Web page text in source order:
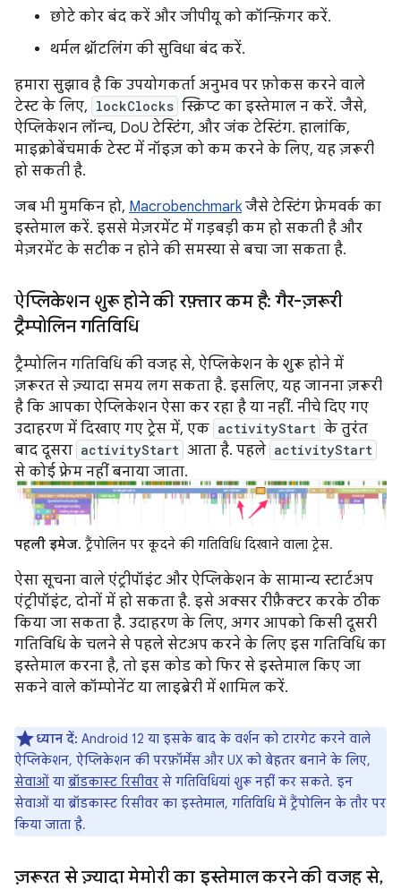
छोटे कोर बंद करें और जीपीयू को कॉन्फ़िगर करें.
थर्मल थ्रॉटलिंग की सुविधा बंद करें.
हमारा सुझाव है कि उपयोगकर्ता अनुभव पर फ़ोकस करने वाले
टेस्ट के लिए, lockClocks स्क्रिप्ट का इस्तेमाल न करें. जैसे,
ऐप्लिकेशन लॉन्च, DoU टेस्टिंग, और जंक टेस्टिंग. हालांकि,
माइक्रोबेंचमार्क टेस्ट में नॉइज़ को कम करने के लिए, यह ज़रूरी
हो सकती है.
जब भी मुमकिन हो, Macrobenchmarkजैसे टेस्टिंग फ़्रेमवर्क का
इस्तेमाल करें. इससे मेज़रमेंट में गड़बड़ी कम हो सकती है और
मेज़रमेंट के सटीक न होने की समस्या से बचा जा सकता है.
ऐप्लिकेशन शुरू होने की रफ़्तार कम है: गैर-ज़रूरी
ट्रैम्पोलिन गतिविधि
ट्रैम्पोलिन गतिविधि की वजह से, ऐप्लिकेशन के शुरू होने में
ज़रूरत से ज़्यादा समय लग सकता है. इसलिए, यह जानना ज़रूरी
है कि आपका ऐप्लिकेशन ऐसा कर रहा है या नहीं. नीचे दिए गए
उदाहरण में दिखाए गए ट्रेस में, एक activityStart के तुरंत
बाद दूसरा activityStart आता है. पहले activityStart
से कोई फ़्रेम नहीं बनाया जाता.
पहली इमेज. ट्रैंपोलिन पर कूदने की गतिविधि दिखाने वाला ट्रेस.
ऐसा सूचना वाले एंट्रीपॉइंट और ऐप्लिकेशन के सामान्य स्टार्टअप
एंट्रीपॉइंट, दोनों में हो सकता है. इसे अक्सर रीफ़ैक्टर करके ठीक
किया जा सकता है. उदाहरण के लिए, अगर आपको किसी दूसरी
गतिविधि के चलने से पहले सेटअप करने के लिए इस गतिविधि का
इस्तेमाल करना है, तो इस कोड को फिर से इस्तेमाल किए जा
सकने वाले कॉम्पोनेंट या लाइब्रेरी में शामिल करें.
ध्यान दें: Android 12 या इसके बाद के वर्शन को टारगेट करने वाले
ऐप्लिकेशन, ऐप्लिकेशन की परफ़ॉर्मेंस और UX को बेहतर बनाने के लिए,
सेवाओं या ब्रॉडकास्ट रिसीवर से गतिविधियां शुरू नहीं कर सकते. इन
सेवाओं या ब्रॉडकास्ट रिसीवर का इस्तेमाल, गतिविधि में ट्रैंपोलिन के तौर पर
किया जाता है.
ज़रूरत से ज़्यादा मेमोरी का इस्तेमाल करने की वजह से,